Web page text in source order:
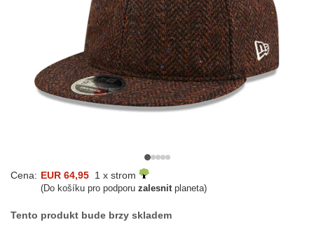
Cena: EUR 64,95 1 x strom
(Do košíku pro podporu zalesnitplaneta)
Tento produkt bude brzy skladem